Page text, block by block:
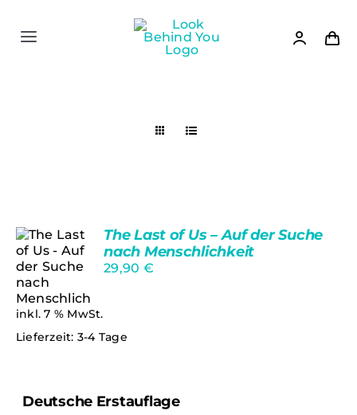
springen
Toggle
Bücher
Spiele
Verlag
Kontakt
WARENKORB
The Last of Us – Auf der Suche
nach Menschlichkeit
29,90 €
inkl. 7 % MwSt.
Lieferzeit: 3-4 Tage
Deutsche Erstauflage